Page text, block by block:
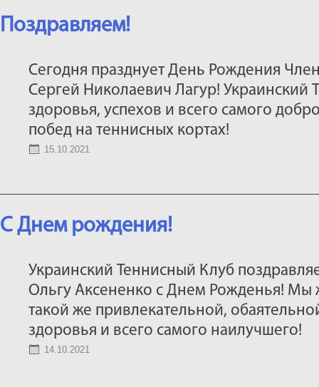
Поздравляем!
Сегодня празднует День Рождения
Сергей Николаевич Лагур! Украинский
здоровья, успехов и всего самого
побед на теннисных кортах!
15.10.2021
С Днем рождения!
Украинский Теннисный Клуб
Ольгу Аксененко с Днем Рожденья! Мы
такой же привлекательной,
здоровья и всего самого наилучшего!
14.10.2021